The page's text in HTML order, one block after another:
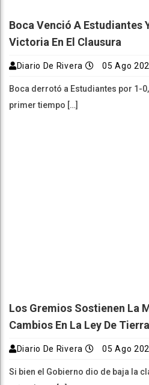
Boca Venció A Estudiantes
Victoria En El Clausura
Diario De Rivera 05 Ago
Boca derrotó a Estudiantes por 1-
primer tiempo […]
Los Gremios Sostienen La
Cambios En La Ley De
Diario De Rivera 05 Ago
Si bien el Gobierno dio de baja la